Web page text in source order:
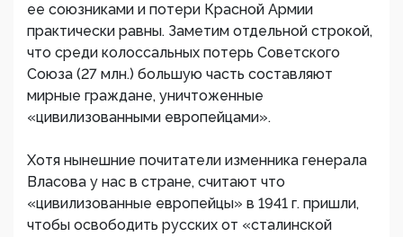
ее союзниками и потери Красной Армии
практически равны. Заметим отдельной строкой,
что среди колоссальных потерь Советского
Союза (27 млн.) большую часть составляют
мирные граждане, уничтоженные
«цивилизованными европейцами».
Хотя нынешние почитатели изменника генерала
Власова у нас в стране, считают что
«цивилизованные европейцы» в 1941 г. пришли,
чтобы освободить русских от «сталинской